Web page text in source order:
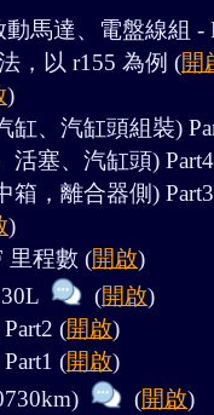
馬達、電盤線組 -
，以 r155 為例 (開
)
缸、汽缸頭組裝)
活塞、汽缸頭) Part4
箱，離合器側) Part3
)
里程數 (開啟)
(開啟)
(開啟)
(開啟)
(開啟)